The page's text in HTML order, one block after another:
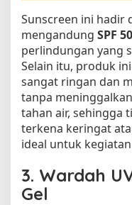
Sunscreen ini hadir
mengandung SPF
perlindungan yang
Selain itu, produk
sangat ringan dan
tanpa
tahan air, sehingga
terkena keringat
ideal untuk
3. Wardah
Gel